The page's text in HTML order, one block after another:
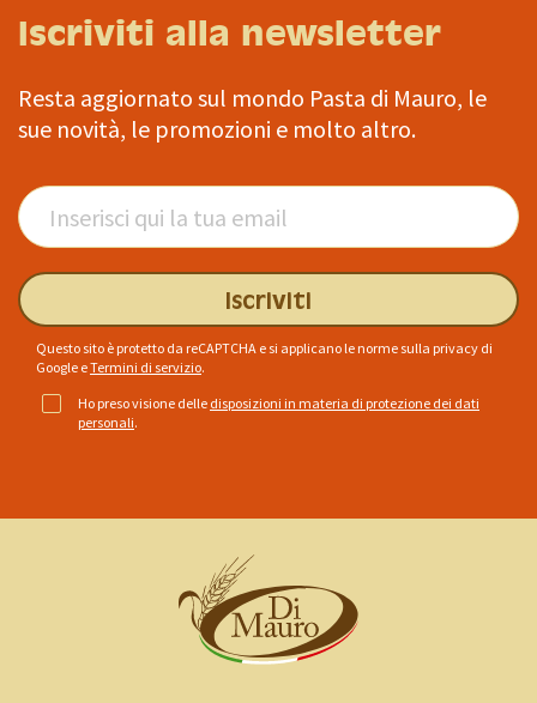
Iscriviti alla newsletter
Resta aggiornato sul mondo Pasta di Mauro, le
sue novità, le promozioni e molto altro.
Iscriviti
Questo sito è protetto da reCAPTCHA e si applicano le norme sulla privacy di
Google eTermini di servizio.
Ho preso visione delle disposizioni in materia di protezione dei dati
personali.